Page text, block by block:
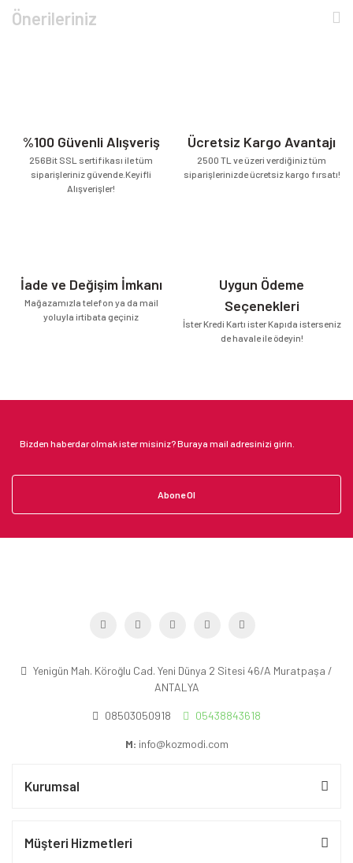
Önerileriniz
%100 Güvenli Alışveriş
256Bit SSL sertifikası ile tüm
siparişleriniz güvende.Keyifli
Alışverişler!
Ücretsiz Kargo Avantajı
2500 TL ve üzeri verdiğiniz tüm
siparişlerinizde ücretsiz kargo fırsatı!
İade ve Değişim İmkanı
Mağazamızla telefon ya da mail
yoluyla irtibata geçiniz
Uygun Ödeme
Seçenekleri
İster Kredi Kartı ister Kapıda isterseniz
de havale ile ödeyin!
Abone Ol
Yenigün Mah. Köroğlu Cad. Yeni Dünya 2 Sitesi 46/A Muratpaşa /
ANTALYA
08503050918 05438843618
M: info@kozmodi.com
Kurumsal
Müşteri Hizmetleri